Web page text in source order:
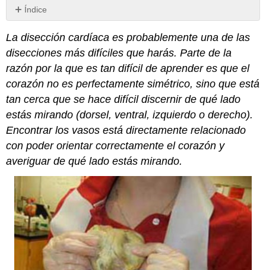
Índice
Sin
La disección cardíaca es probablemente una de las
disecciones más difíciles que harás. Parte de la
razón por la que es tan difícil de aprender es que el
corazón no es perfectamente simétrico, sino que está
tan cerca que se hace difícil discernir de qué lado
estás mirando (dorsel, ventral, izquierdo o derecho).
Encontrar los vasos está directamente relacionado
con poder orientar correctamente el corazón y
averiguar de qué lado estás mirando.